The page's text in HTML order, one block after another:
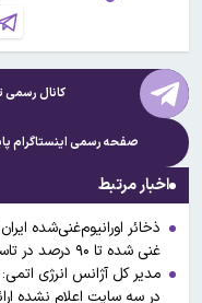
کانال رسمی
صفحه رسمی اینستاگرام
اخبار مرتبط
غنی شده تا ۹۰ درصد در تاسیسات فردو
مدیر کل آژانس انرژی اتمی: